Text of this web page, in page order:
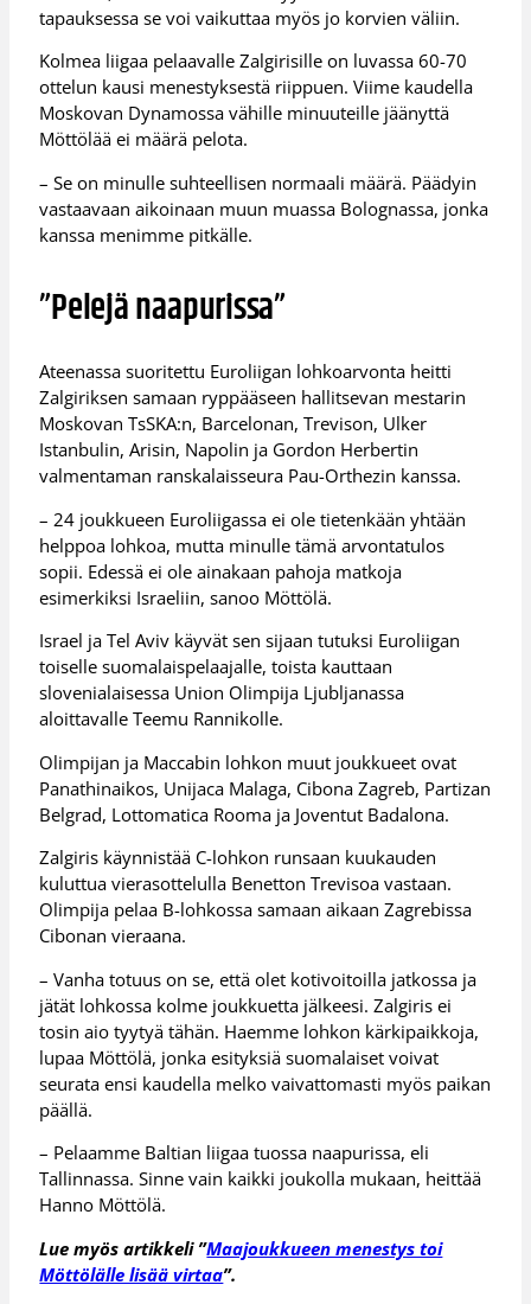
tapauksessa se voi vaikuttaa myös jo korvien väliin.
Kolmea liigaa pelaavalle Zalgirisille on luvassa 60-70
ottelun kausi menestyksestä riippuen. Viime kaudella
Moskovan Dynamossa vähille minuuteille jäänyttä
Möttölää ei määrä pelota.
– Se on minulle suhteellisen normaali määrä. Päädyin
vastaavaan aikoinaan muun muassa Bolognassa, jonka
kanssa menimme pitkälle.
”Pelejä naapurissa”
Ateenassa suoritettu Euroliigan lohkoarvonta heitti
Zalgiriksen samaan ryppääseen hallitsevan mestarin
Moskovan TsSKA:n, Barcelonan, Trevison, Ulker
Istanbulin, Arisin, Napolin ja Gordon Herbertin
valmentaman ranskalaisseura Pau-Orthezin kanssa.
– 24 joukkueen Euroliigassa ei ole tietenkään yhtään
helppoa lohkoa, mutta minulle tämä arvontatulos
sopii. Edessä ei ole ainakaan pahoja matkoja
esimerkiksi Israeliin, sanoo Möttölä.
Israel ja Tel Aviv käyvät sen sijaan tutuksi Euroliigan
toiselle suomalaispelaajalle, toista kauttaan
slovenialaisessa Union Olimpija Ljubljanassa
aloittavalle Teemu Rannikolle.
Olimpijan ja Maccabin lohkon muut joukkueet ovat
Panathinaikos, Unijaca Malaga, Cibona Zagreb, Partizan
Belgrad, Lottomatica Rooma ja Joventut Badalona.
Zalgiris käynnistää C-lohkon runsaan kuukauden
kuluttua vierasottelulla Benetton Trevisoa vastaan.
Olimpija pelaa B-lohkossa samaan aikaan Zagrebissa
Cibonan vieraana.
– Vanha totuus on se, että olet kotivoitoilla jatkossa ja
jätät lohkossa kolme joukkuetta jälkeesi. Zalgiris ei
tosin aio tyytyä tähän. Haemme lohkon kärkipaikkoja,
lupaa Möttölä, jonka esityksiä suomalaiset voivat
seurata ensi kaudella melko vaivattomasti myös paikan
päällä.
– Pelaamme Baltian liigaa tuossa naapurissa, eli
Tallinnassa. Sinne vain kaikki joukolla mukaan, heittää
Hanno Möttölä.
Lue myös artikkeli ”Maajoukkueen menestys toi
Möttölälle lisää virtaa”.